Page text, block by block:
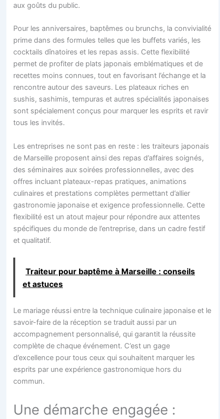
aux goûts du public.
Pour les anniversaires, baptêmes ou brunchs, la convivialité
prime dans des formules telles que les buffets variés, les
cocktails dînatoires et les repas assis. Cette flexibilité
permet de profiter de plats japonais emblématiques et de
recettes moins connues, tout en favorisant l’échange et la
rencontre autour des saveurs. Les plateaux riches en
sushis, sashimis, tempuras et autres spécialités japonaises
sont spécialement conçus pour marquer les esprits et ravir
tous les invités.
Les entreprises ne sont pas en reste : les traiteurs japonais
de Marseille proposent ainsi des repas d’affaires soignés,
des séminaires aux soirées professionnelles, avec des
offres incluant plateaux-repas pratiques, animations
culinaires et prestations complètes permettant d’allier
gastronomie japonaise et exigence professionnelle. Cette
flexibilité est un atout majeur pour répondre aux attentes
spécifiques du monde de l’entreprise, dans un cadre festif
et qualitatif.
Traiteur pour baptême à Marseille : conseils
et astuces
Le mariage réussi entre la technique culinaire japonaise et le
savoir-faire de la réception se traduit aussi par un
accompagnement personnalisé, qui garantit la réussite
complète de chaque événement. C’est un gage
d’excellence pour tous ceux qui souhaitent marquer les
esprits par une expérience gastronomique hors du
commun.
Une démarche engagée :